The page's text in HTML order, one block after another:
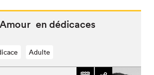
en dédicaces
Adulte